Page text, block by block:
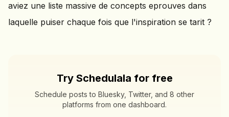
aviez une liste massive de concepts eprouves dans
laquelle puiser chaque fois que l'inspiration se tarit ?
Try Schedulala for free
Schedule posts to Bluesky, Twitter, and 8 other
platforms from one dashboard.